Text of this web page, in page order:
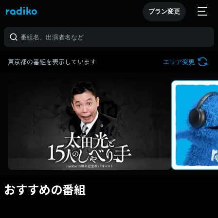
プラン変更
東京都の番組を表示しています エリア変更
おすすめの番組